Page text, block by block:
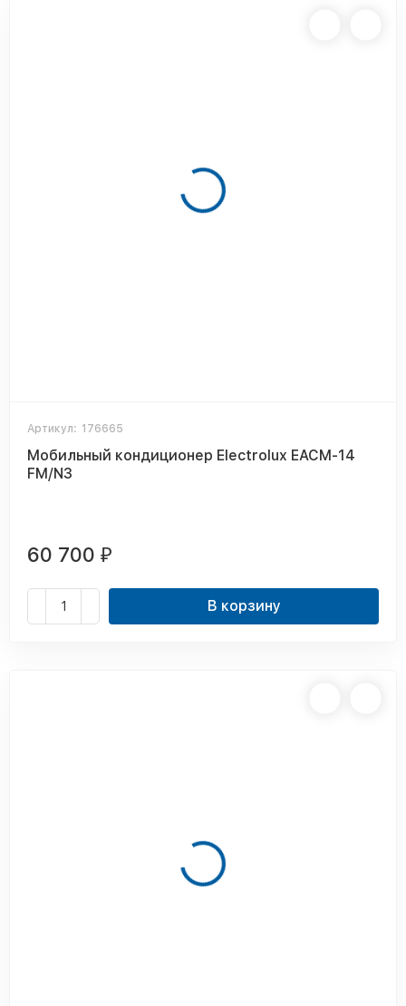
Артикул: 176665
Мобильный кондиционер Electrolux EACM-14
FM/N3
60 700 ₽
В корзину